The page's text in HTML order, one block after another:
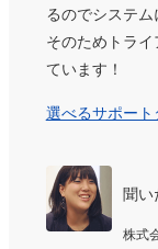
るのでシステム
そのためトラ
ています！
選べるサポート
聞い
株式